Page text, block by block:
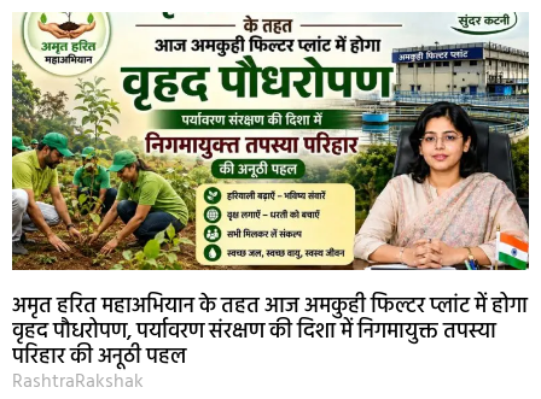
अमृत हरित महाअभियान के तहत आज अमकुही फिल्टर प्लांट में होगा
वृहद पौधरोपण, पर्यावरण संरक्षण की दिशा में निगमायुक्त तपस्या
परिहार की अनूठी पहल
RashtraRakshak